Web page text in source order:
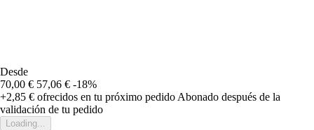
Desde
70,00 € 57,06 € -18%
+2,85 € ofrecidos en tu próximo pedido Abonado después de la
validación de tu pedido
Loading...